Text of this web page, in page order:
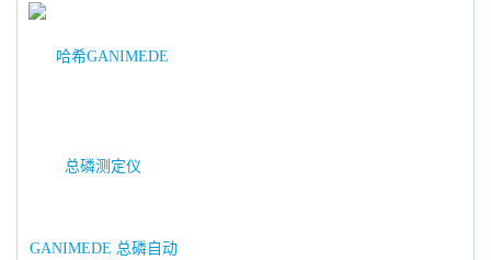
GANIMEDE 总磷自动